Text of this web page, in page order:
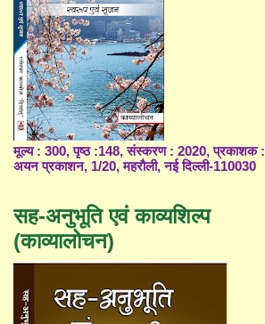
मूल्य : 300, पृष्ठ :148, संस्करण : 2020, प्रकाशक :
अयन प्रकाशन, 1/20, महरौली, नई दिल्ली-110030
सह-अनुभूति एवं काव्यशिल्प
(काव्यालोचन)